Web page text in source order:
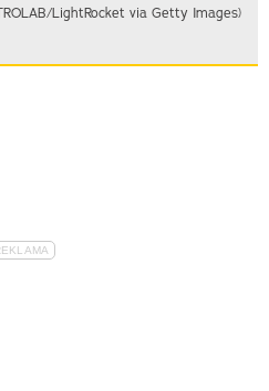
LightRocket via Getty Images)